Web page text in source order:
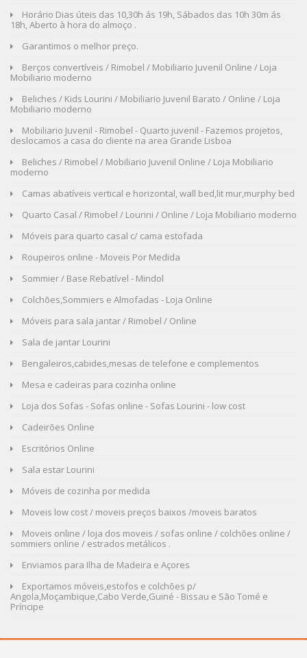
Horário Dias úteis das 10,30h ás 19h, Sábados das 10h 30m ás
18h, Aberto à hora do almoço .
Garantimos o melhor preço.
Berços convertíveis / Rimobel / Mobiliario Juvenil Online / Loja
Mobiliario moderno
Beliches / Kids Lourini / Mobiliario Juvenil Barato / Online / Loja
Mobiliario moderno
Mobiliario Juvenil - Rimobel - Quarto juvenil - Fazemos projetos,
deslocamos a casa do cliente na area Grande Lisboa
Beliches / Rimobel / Mobiliario Juvenil Online / Loja Mobiliario
moderno
Camas abatíveis vertical e horizontal, wall bed,lit mur,murphy bed
Quarto Casal / Rimobel / Lourini / Online / Loja Mobiliario moderno
Móveis para quarto casal c/ cama estofada
Roupeiros online - Moveis Por Medida
Sommier / Base Rebatível - Mindol
Colchões,Sommiers e Almofadas - Loja Online
Móveis para sala jantar / Rimobel / Online
Sala de jantar Lourini
Bengaleiros,cabides,mesas de telefone e complementos
Mesa e cadeiras para cozinha online
Loja dos Sofas - Sofas online - Sofas Lourini - low cost
Cadeirões Online
Escritórios Online
Sala estar Lourini
Móveis de cozinha por medida
Moveis low cost / moveis preços baixos /moveis baratos
Moveis online / loja dos moveis / sofas online / colchões online /
sommiers online / estrados metálicos .
Enviamos para Ilha de Madeira e Açores
Exportamos móveis,estofos e colchões p/
Angola,Moçambique,Cabo Verde,Guiné - Bissau e São Tomé e
Príncipe